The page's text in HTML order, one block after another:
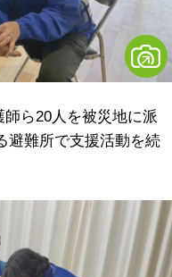
ら20人を被災地に派
避難所で支援活動を続